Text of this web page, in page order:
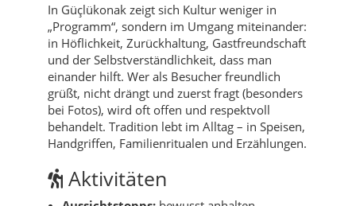
In Güçlükonak zeigt sich Kultur weniger in
„Programm“, sondern im Umgang miteinander:
in Höflichkeit, Zurückhaltung, Gastfreundschaft
und der Selbstverständlichkeit, dass man
einander hilft. Wer als Besucher freundlich
grüßt, nicht drängt und zuerst fragt (besonders
bei Fotos), wird oft offen und respektvoll
behandelt. Tradition lebt im Alltag – in Speisen,
Handgriffen, Familienritualen und Erzählungen.
Aktivitäten